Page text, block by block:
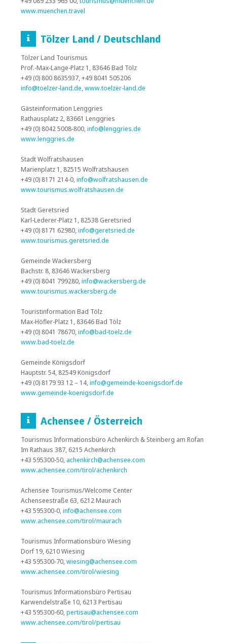
www.muenchen.travel
Tölzer Land / Deutschland
Tölzer Land Tourismus
Prof.-Max-Lange-Platz 1, 83646 Bad Tölz
+49 (0) 800 8635937, +49 8041 505206
info@toelzer-land.de,www.toelzer-land.de
Gästeinformation Lenggries
Rathausplatz 2, 83661 Lenggries
+49 (0) 8042 5008-800,info@lenggries.de
www.lenggries.de
Stadt Wolfratshausen
Marienplatz 1, 82515 Wolfratshausen
+49 (0) 8171 214-0,info@wolfratshausen.de
www.tourismus.wolfratshausen.de
Stadt Geretsried
Karl-Lederer-Platz 1, 82538 Geretsried
+49 (0) 8171 62980,info@geretsried.de
www.tourismus.geretsried.de
Gemeinde Wackersberg
Bachstr. 8, 83646 Wackersberg
+49 (0) 8041 799280,info@wackersberg.de
www.tourismus.wackersberg.de
Touristinformation Bad Tölz
Max-Höfler-Platz 1, 83646 Bad Tölz
+49 (0) 8041 78670,info@bad-toelz.de
www.bad-toelz.de
Gemeinde Königsdorf
Hauptstr. 54, 82549 Königsdorf
+49 (0) 8179 93 12 – 14,info@gemeinde-koenigsdorf.de
www.gemeinde-koenigsdorf.de
Achensee / Österreich
Tourismus Informationsbüro Achenkirch & Steinberg am Rofan
Im Rathaus 387, 6215 Achenkirch
+43 595300-50,achenkirch@achensee.com
www.achensee.com/tirol/achenkirch
Achensee Tourismus/Welcome Center
Achenseestraße 63, 6212 Maurach
+43 595300-0,info@achensee.com
www.achensee.com/tirol/maurach
Tourismus Informationsbüro Wiesing
Dorf 19, 6210 Wiesing
+43 595300-70,wiesing@achensee.com
www.achensee.com/tirol/wiesing
Tourismus Informationsbüro Pertisau
Karwendelstraße 10, 6213 Pertisau
+43 595300-60,pertisau@achensee.com
www.achensee.com/tirol/pertisau